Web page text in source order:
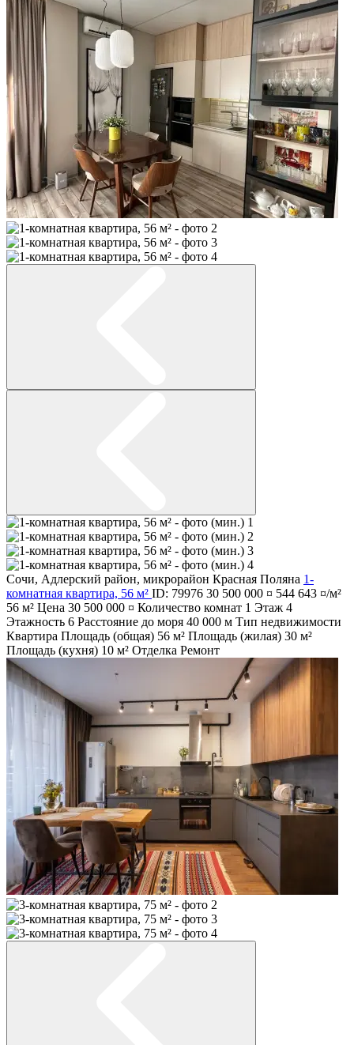
Сочи, Адлерский район, микрорайон Красная Поляна 1-
комнатная квартира, 56 м² ID: 79976 30 500 000 ¤ 544 643 ¤/м²
56 м² Цена 30 500 000 ¤ Количество комнат 1 Этаж 4
Этажность 6 Расстояние до моря 40 000 м Тип недвижимости
Квартира Площадь (общая) 56 м² Площадь (жилая) 30 м²
Площадь (кухня) 10 м² Отделка Ремонт